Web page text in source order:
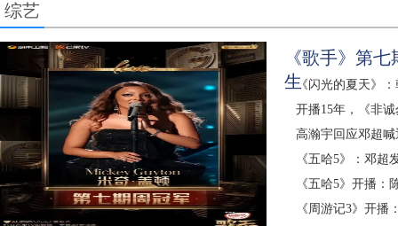
综艺
《歌手》第
生《闪光的夏天》
开播15年，《非
高瀚宇回应邓超
《五哈5》：邓超
《五哈5》开播：
《周游记3》开播